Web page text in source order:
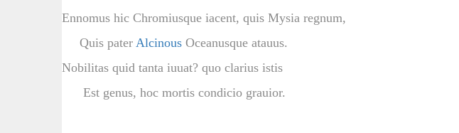
Ennomus hic Chromiusque iacent, quis Mysia regnum,
Quis pater Alcinous Oceanusque atauus.
Nobilitas quid tanta iuuat? quo clarius istis
Est genus, hoc mortis condicio grauior.